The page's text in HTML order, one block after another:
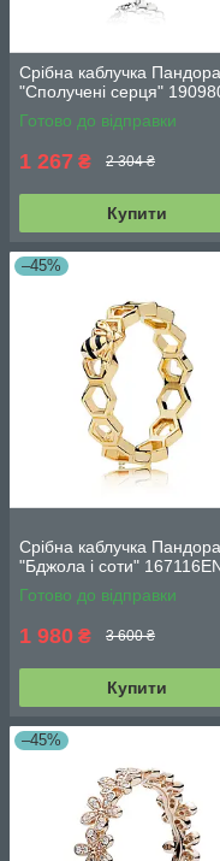
Срібна каблучка Пандора
"Сполучені серця"
Готово до відправки
1 267 ₴ 2 304 ₴
Купити
–45%
Срібна каблучка Пандора
"Бджола і соти"
Готово до відправки
1 980 ₴ 3 600 ₴
Купити
–45%